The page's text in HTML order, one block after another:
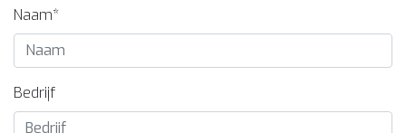
Naam*
Bedrijf